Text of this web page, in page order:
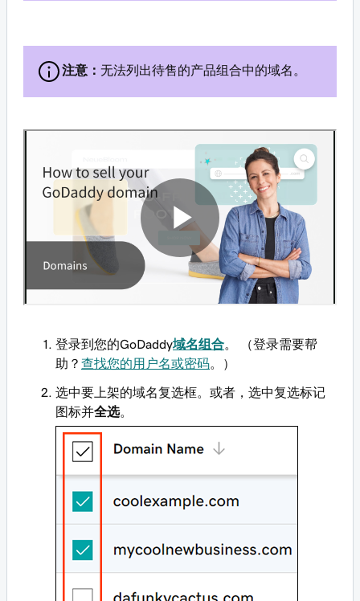
注意： 无法列出待售的产品组合中的域名。
登录到您的GoDaddy域名组合。 （登录需要帮
助？ 查找您的用户名或密码。）
选中要上架的域名复选框。或者，选中复选标记
图标并全选。